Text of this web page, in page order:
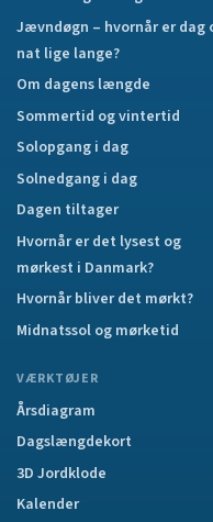
Jævndøgn – hvornår er dag
nat lige lange?
Om dagens længde
Sommertid og vintertid
Solopgang i dag
Solnedgang i dag
Dagen tiltager
Hvornår er det lysest og
mørkest i Danmark?
Hvornår bliver det mørkt?
Midnatssol og mørketid
VÆRKTØJER
Årsdiagram
Dagslængdekort
3D Jordklode
Kalender